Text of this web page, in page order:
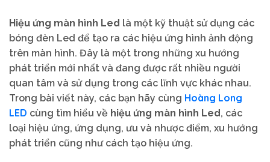
Hiệu ứng màn hình Led là một kỹ thuật sử dụng các
bóng đèn Led để tạo ra các hiệu ứng hình ảnh động
trên màn hình. Đây là một trong những xu hướng
phát triển mới nhất và đang được rất nhiều người
quan tâm và sử dụng trong các lĩnh vực khác nhau.
Trong bài viết này, các bạn hãy cùng Hoàng Long
LED cùng tìm hiểu về hiệu ứng màn hình Led, các
loại hiệu ứng, ứng dụng, ưu và nhược điểm, xu hướng
phát triển cũng như cách tạo hiệu ứng.